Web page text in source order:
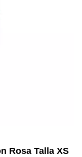
Rosa Talla XS